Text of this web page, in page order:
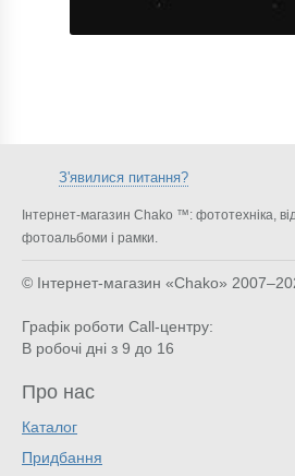
З'явилися питання?
Інтернет-магазин Chako ™: фототехніка,
фотоальбоми і рамки.
© Інтернет-магазин «Chako»
Графік роботи Call-центру:
В робочі дні з 9 до 16
Про нас
Каталог
Придбання